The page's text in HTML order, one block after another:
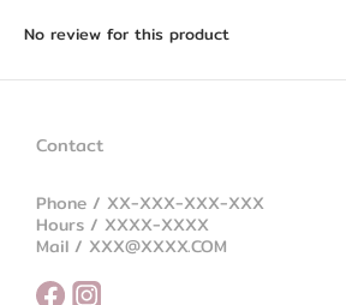
No review for this product
Contact
Phone / XX-XXX-XXX-XXX
Hours / XXXX-XXXX
Mail / XXX@XXXX.COM